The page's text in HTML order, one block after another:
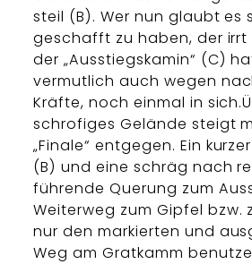
steil (B). Wer nun glaubt es
geschafft zu haben, der irrt
der „Ausstiegskamin“ (C)
vermutlich auch wegen
Kräfte, noch einmal in
schrofiges Gelände steigt
„Finale“ entgegen. Ein
(B) und eine schräg nach
führende Querung zum
Weiterweg zum Gipfel bzw.
nur den markierten und
Weg am Gratkamm